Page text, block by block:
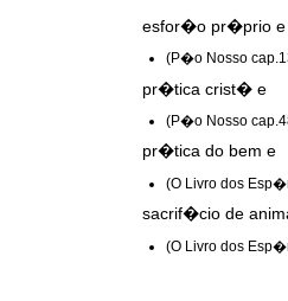
esfor�o pr�prio e
(P�o Nosso
pr�tica crist� e
(P�o Nosso
pr�tica do bem e
(O Livro dos
sacrif�cio de
(O Livro dos